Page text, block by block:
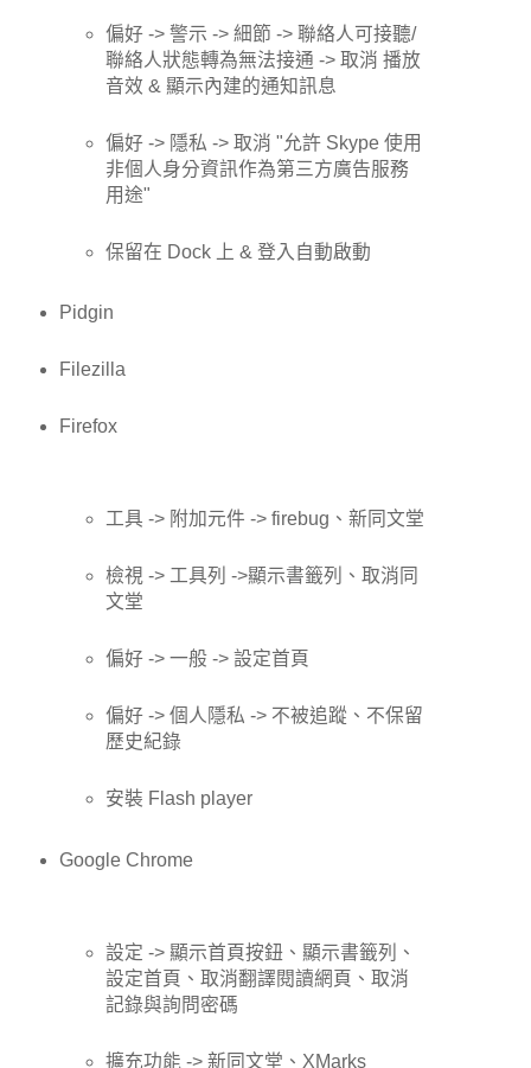
偏好 -> 警示 -> 細節 -> 聯絡人可接聽/
聯絡人狀態轉為無法接通 -> 取消 播放
音效 & 顯示內建的通知訊息
偏好 -> 隱私 -> 取消 "允許 Skype 使用
非個人身分資訊作為第三方廣告服務
用途"
保留在 Dock 上 & 登入自動啟動
Pidgin
Filezilla
Firefox
工具 -> 附加元件 -> firebug、新同文堂
檢視 -> 工具列 ->顯示書籤列、取消同
文堂
偏好 -> 一般 -> 設定首頁
偏好 -> 個人隱私 -> 不被追蹤、不保留
歷史紀錄
安裝 Flash player
Google Chrome
設定 -> 顯示首頁按鈕、顯示書籤列、
設定首頁、取消翻譯閱讀網頁、取消
記錄與詢問密碼
擴充功能 -> 新同文堂、XMarks